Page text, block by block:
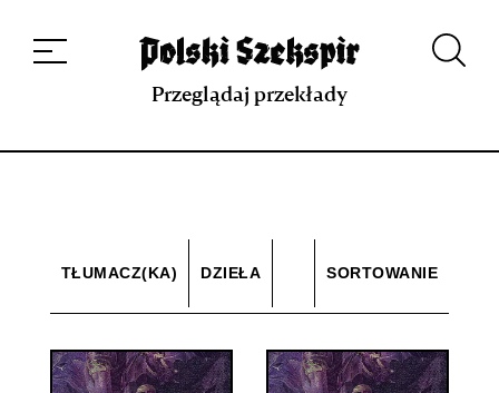
projekcie
Kontakt Indeks strony Aplikacja
Repozytorium XIX w.
Przeglądaj przekłady
TŁUMACZ(KA) DZIEŁA SORTOWANIE